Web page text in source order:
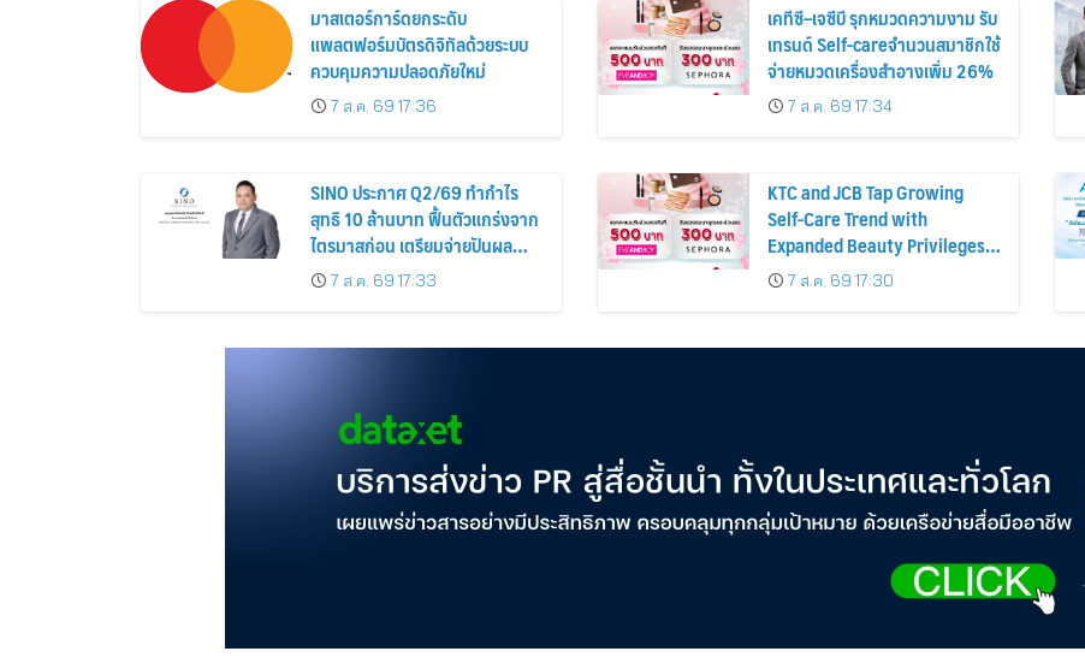
มาสเตอร์การ์ดยกระดับ
แพลตฟอร์มบัตรดิจิทัลด้วยระบบ
ควบคุมความปลอดภัยใหม่
7 ส.ค. 69 17:36
เคทีซี–เจซีบี รุกหมวดความงาม รับ
เทรนด์ Self-careจำนวนสมาชิกใช้
จ่ายหมวดเครื่องสำอางเพิ่ม 26%
7 ส.ค. 69 17:34
SINO ประกาศ Q2/69 ทำกำไร
สุทธิ 10 ล้านบาท ฟื้นตัวแกร่งจาก
ไตรมาสก่อน เตรียมจ่ายปันผล
ระหว่างกาล 0.014423 บาทต่อหุ้น
ครึ่งปีหลังมุ่งเติบโตต่อเนื่อง
7 ส.ค. 69 17:33
KTC and JCB Tap Growing
Self-Care Trend with
Expanded Beauty Privileges
Number of KTC JCB
Cardmembers Spending on
7 ส.ค. 69 17:30